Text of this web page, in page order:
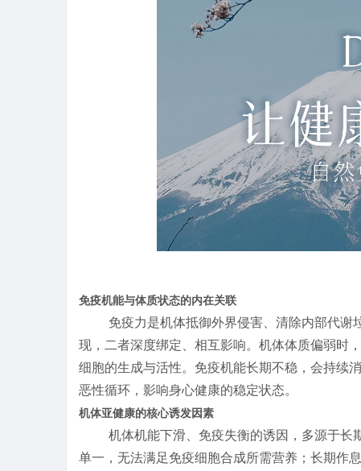
免疫机能与体质状态的内在关联
免疫力是机体抵御外界侵害、清除内部代
现，二者深度绑定、相互影响。机体体质偏弱时
细胞的生成与活性。免疫机能长期不稳，会持续
恶性循环，影响身心健康的稳定状态。
机体亚健康的核心诱发因素
机体机能下滑、免疫失衡的诱因，多源于长
单一，无法满足免疫细胞合成所需营养；长期作